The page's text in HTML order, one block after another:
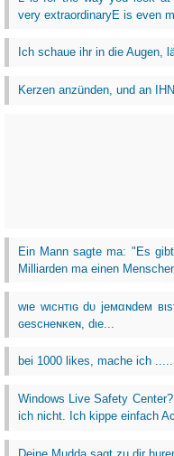
very extraordinaryE is even
Ich schaue ihr in die Augen,
Kerzen anzünden, und an
Ein Mann sagte ma: "Es
Milliarden ma einen
wιe wιcнтιɢ dυ jeмαɴdeм
ɢeѕcнeɴĸeɴ, dιe...
bei 1000 likes, mache ich
Windows Live Safety
ich nicht. Ich kippe einfach